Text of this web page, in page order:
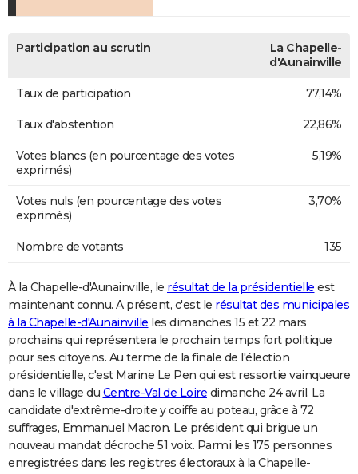
Participation au scrutin
La Chapelle-
d'Aunainville
Taux de participation 77,14%
Taux d'abstention 22,86%
Votes blancs (en pourcentage des votes
exprimés)
5,19%
Votes nuls (en pourcentage des votes
exprimés)
3,70%
Nombre de votants 135
À la Chapelle-d'Aunainville, le résultat de la présidentielle est
maintenant connu. A présent, c'est le résultat des municipales
à la Chapelle-d'Aunainville les dimanches 15 et 22 mars
prochains qui représentera le prochain temps fort politique
pour ses citoyens. Au terme de la finale de l'élection
présidentielle, c'est Marine Le Pen qui est ressortie vainqueure
dans le village du Centre-Val de Loire dimanche 24 avril. La
candidate d'extrême-droite y coiffe au poteau, grâce à 72
suffrages, Emmanuel Macron. Le président qui brigue un
nouveau mandat décroche 51 voix. Parmi les 175 personnes
enregistrées dans les registres électoraux à la Chapelle-